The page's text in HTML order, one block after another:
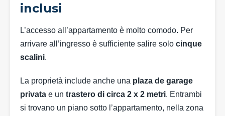
inclusi
L’accesso all’appartamento è molto comodo. Per
arrivare all’ingresso è sufficiente salire solo cinque
scalini.
La proprietà include anche una plaza de garage
privata e un trastero di circa 2 x 2 metri. Entrambi
si trovano un piano sotto l’appartamento, nella zona